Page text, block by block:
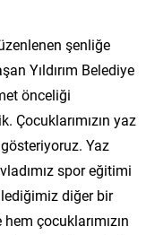
şenliğe
Yıldırım Belediye
önceliği
Çocuklarımızın yaz
Yaz
spor eğitimi
diğer bir
çocuklarımızın